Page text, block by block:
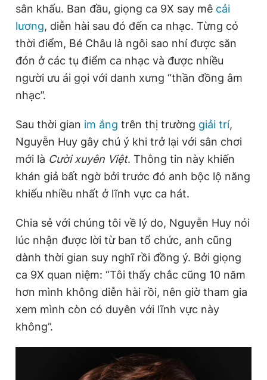
Hotline Liên hệ quảng cáo
0908 780 404
Đặt báo Quảng cáo RSS Tòa soạn Chính sách bảo
Tổng biên tập: Nguyễn Ngọc Toàn
Phó tổng biên tập thường trực: Hải Thành
Phó tổng biên tập: Lâm Hiếu Dũng
Phó tổng biên tập: Trần Việt Hưng
Giấy phép xuất bản số 110/GP - BTTTT cấp ngày 24.3.2020
© 2003-2026 Bản quyền thuộc về Báo Thanh Niên. Cấm sao
chép dưới mọi hình thức nếu không có sự chấp thuận bằng văn
bản. Phát triển bởi ePi Technologies, JSC.
sân khấu. Ban đầu, giọng ca 9X say mê cải
lương, diễn hài sau đó đến ca nhạc. Từng có
thời điểm, Bé Châu là ngôi sao nhí được săn
đón ở các tụ điểm ca nhạc và được nhiều
người ưu ái gọi với danh xưng “thần đồng âm
nhạc”.
Sau thời gian im ắng trên thị trường giải trí,
Nguyễn Huy gây chú ý khi trở lại với sân chơi
mới là Cười xuyên Việt. Thông tin này khiến
khán giả bất ngờ bởi trước đó anh bộc lộ năng
khiếu nhiều nhất ở lĩnh vực ca hát.
Chia sẻ với chúng tôi về lý do, Nguyễn Huy nói
lúc nhận được lời từ ban tổ chức, anh cũng
dành thời gian suy nghĩ rồi đồng ý. Bởi giọng
ca 9X quan niệm: “Tôi thấy chắc cũng 10 năm
hơn mình không diễn hài rồi, nên giờ tham gia
xem mình còn có duyên với lĩnh vực này
không”.